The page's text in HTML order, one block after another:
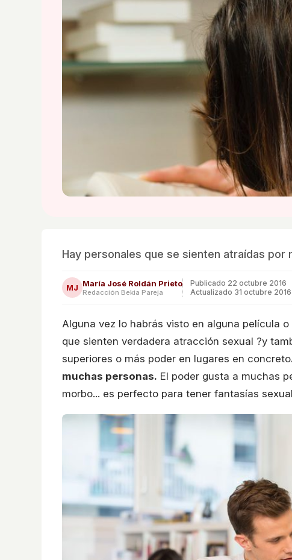
Hay personales que se sienten atraídas
MJ María José Roldán Prieto
Redacción Bekia Pareja
Publicado 22 octubre 2016
Actualizado 31 octubre 2016
Alguna vez lo habrás visto en alguna película
que sienten verdadera atracción sexual ?y
superiores o más poder en lugares en concreto
muchas personas. El poder gusta a muchas
morbo... es perfecto para tener fantasías